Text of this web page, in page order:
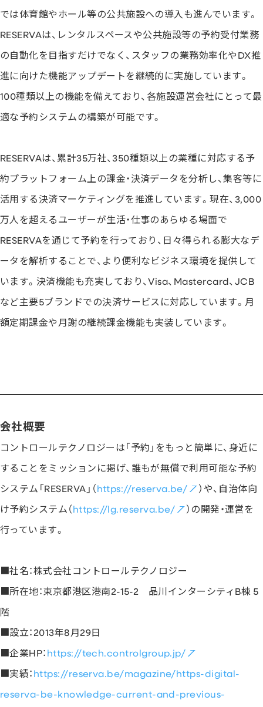
では体育館やホール等の公共施設への導入も進んでいます。
RESERVAは、レンタルスペースや公共施設等の予約受付業務
の自動化を目指すだけでなく、スタッフの業務効率化やDX推
進に向けた機能アップデートを継続的に実施しています。
100種類以上の機能を備えており、各施設運営会社にとって最
適な予約システムの構築が可能です。
RESERVAは、累計35万社、350種類以上の業種に対応する予
約プラットフォーム上の課金・決済データを分析し、集客等に
活用する決済マーケティングを推進しています。現在、3,000
万人を超えるユーザーが生活・仕事のあらゆる場面で
RESERVAを通じて予約を行っており、日々得られる膨大なデ
ータを解析することで、より便利なビジネス環境を提供して
います。決済機能も充実しており、Visa、Mastercard、JCB
など主要5ブランドでの決済サービスに対応しています。月
額定期課金や月謝の継続課金機能も実装しています。
会社概要
コントロールテクノロジーは「予約」をもっと簡単に、身近に
することをミッションに掲げ、誰もが無償で利用可能な予約
システム「RESERVA」（https://reserva.be/
）や、自治体向
け予約システム（https://lg.reserva.be/
）の開発・運営を
行っています。
■社名：株式会社コントロールテクノロジー
■所在地：東京都港区港南2-15-2 品川インターシティB棟 5
階
■設立：2013年8月29日
■企業HP：https://tech.controlgroup.jp/
■実績：https://reserva.be/magazine/https-digital-
reserva-be-knowledge-current-and-previous-